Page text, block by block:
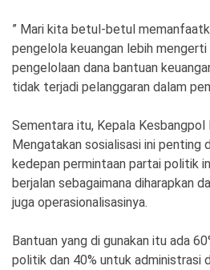
” Mari kita betul-betul
pengelola keuangan lebih mengerti
pengelolaan dana bantuan
tidak terjadi pelanggaran dalam
Sementara itu, Kepala Kesbangpol
Mengatakan sosialisasi ini penting
kedepan permintaan partai politik
berjalan sebagaimana diharapkan
juga operasionalisasinya.
Bantuan yang di gunakan itu ada
politik dan 40% untuk administrasi